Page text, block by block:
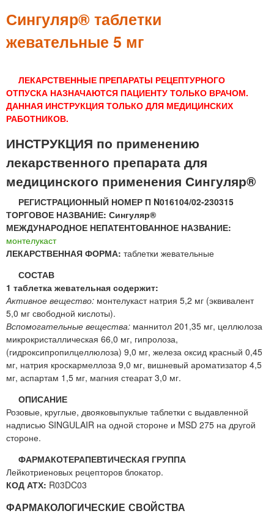
Сингуляр® таблетки
жевательные 5 мг
ЛЕКАРСТВЕННЫЕ ПРЕПАРАТЫ РЕЦЕПТУРНОГО
ОТПУСКА НАЗНАЧАЮТСЯ ПАЦИЕНТУ ТОЛЬКО ВРАЧОМ.
ДАННАЯ ИНСТРУКЦИЯ ТОЛЬКО ДЛЯ МЕДИЦИНСКИХ
РАБОТНИКОВ.
ИНСТРУКЦИЯ по применению
лекарственного препарата для
медицинского применения Сингуляр®
РЕГИСТРАЦИОННЫЙ НОМЕР П N016104/02-230315
ТОРГОВОЕ НАЗВАНИЕ: Сингуляр®
МЕЖДУНАРОДНОЕ НЕПАТЕНТОВАННОЕ НАЗВАНИЕ:
монтелукаст
ЛЕКАРСТВЕННАЯ ФОРМА: таблетки жевательные
СОСТАВ
1 таблетка жевательная содержит:
Активное вещество: монтелукаст натрия 5,2 мг (эквивалент
5,0 мг свободной кислоты).
Вспомогательные вещества: маннитол 201,35 мг, целлюлоза
микрокристаллическая 66,0 мг, гипролоза,
(гидроксипропилцеллюлоза) 9,0 мг, железа оксид красный 0,45
мг, натрия кроскармеллоза 9,0 мг, вишневый ароматизатор 4,5
мг, аспартам 1,5 мг, магния стеарат 3,0 мг.
ОПИСАНИЕ
Розовые, круглые, двояковыпуклые таблетки с выдавленной
надписью SINGULAIR на одной стороне и MSD 275 на другой
стороне.
ФАРМАКОТЕРАПЕВТИЧЕСКАЯ ГРУППА
Лейкотриеновых рецепторов блокатор.
КОД АТХ: R03DC03
ФАРМАКОЛОГИЧЕСКИЕ СВОЙСТВА